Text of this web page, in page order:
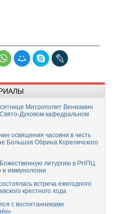
Митрополит Вениамин
Духовом кафедральном
освящения часовни в честь
Большая Обрина Кореличского
литургию в РНПЦ
и иммунологии
встреча ежегодного
крестного хода
с воспитанниками